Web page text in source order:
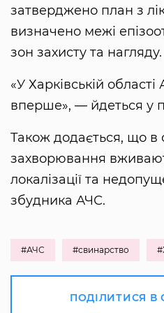
затверджено план з
визначено межі
зон захисту та нагляду.
«У Харківській
вперше», — йдеться у
Також додається, що в
захворювання
локалізації та
збудника АЧС.
#АЧС #свинарство
ПОДІЛИТИСЯ В